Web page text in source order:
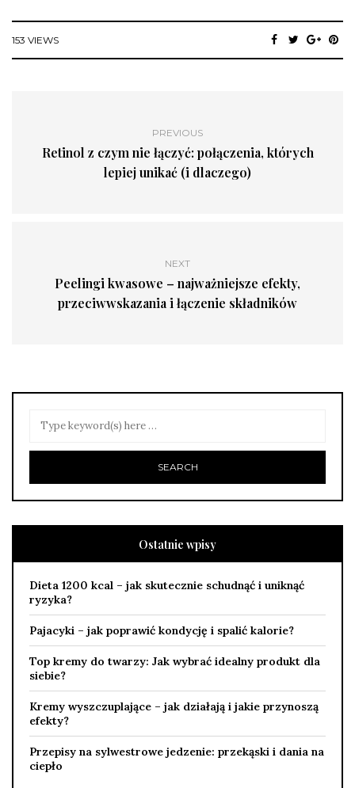
153 VIEWS
PREVIOUS
Retinol z czym nie łączyć: połączenia, których
lepiej unikać (i dlaczego)
NEXT
Peelingi kwasowe – najważniejsze efekty,
przeciwwskazania i łączenie składników
Ostatnie wpisy
Dieta 1200 kcal – jak skutecznie schudnąć i uniknąć
ryzyka?
Pajacyki – jak poprawić kondycję i spalić kalorie?
Top kremy do twarzy: Jak wybrać idealny produkt dla
siebie?
Kremy wyszczuplające – jak działają i jakie przynoszą
efekty?
Przepisy na sylwestrowe jedzenie: przekąski i dania na
ciepło